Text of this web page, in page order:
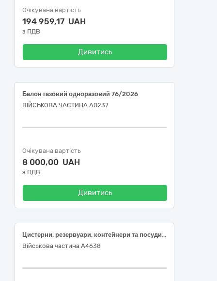
Очікувана вартість
194 959,17 UAH
з ПДВ
Дивитись
Балон газовий одноразовий 76/2026
ВІЙСЬКОВА ЧАСТИНА А0237
Очікувана вартість
8 000,00 UAH
з ПДВ
Дивитись
Цистерни, резервуари, контейнери та посудини високого тиску (Балон азотний без газу (порожній))
Військова частина А4638